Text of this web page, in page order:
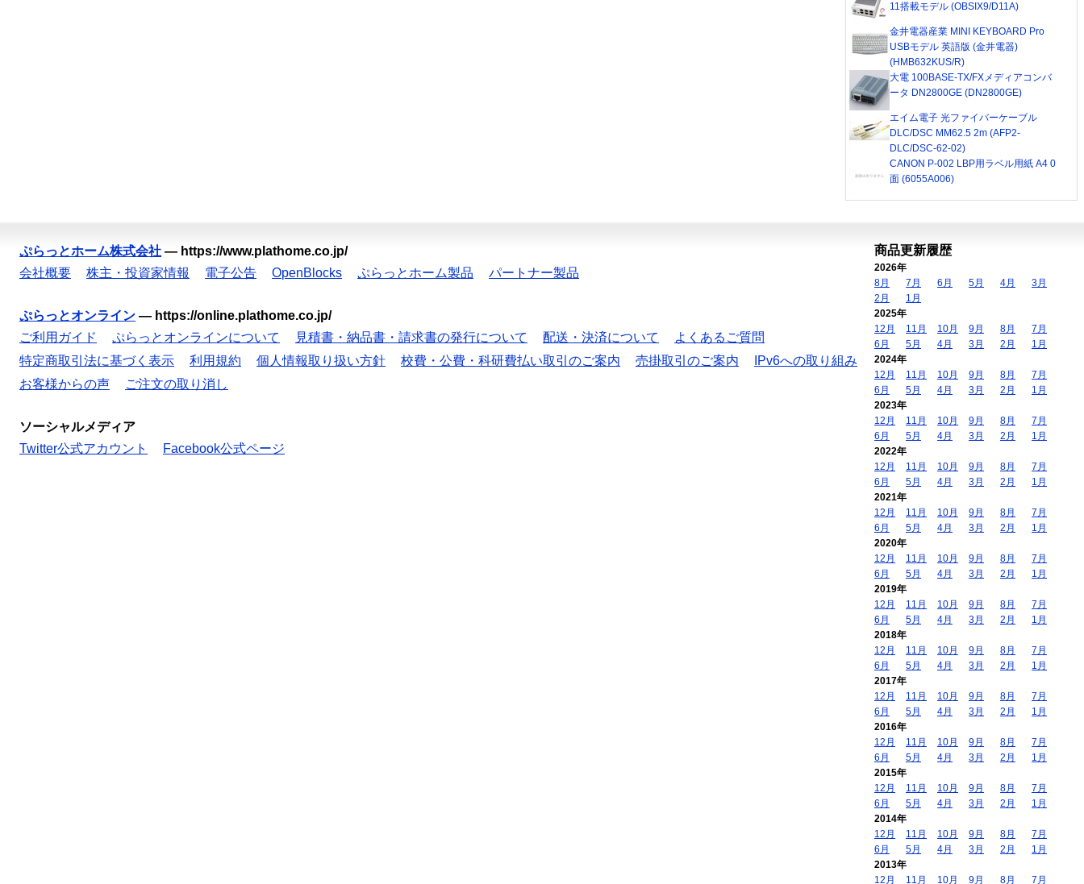
11搭載モデル (OBSIX9/D11A)
金井電器産業 MINI KEYBOARD Pro
USBモデル 英語版 (金井電器)
(HMB632KUS/R)
大電 100BASE-TX/FXメディアコンバ
ータ DN2800GE (DN2800GE)
エイム電子 光ファイバーケーブル
DLC/DSC MM62.5 2m (AFP2-
DLC/DSC-62-02)
CANON P-002 LBP用ラベル用紙 A4 0
面 (6055A006)
ぷらっとホーム株式会社 — https://www.plathome.co.jp/
会社概要
株主・投資家情報 電子公告 OpenBlocks ぷらっとホーム製品 パートナー製品
ぷらっとオンライン — https://online.plathome.co.jp/
ご利用ガイド
ぷらっとオンラインについて 見積書・納品書・請求書の発行について 配送・決済について
よくあるご質問
特定商取引法に基づく表示
利用規約 個人情報取り扱い方針 校費・公費・科研費払い取引のご案内 売掛取引のご案内
IPv6への取り組み
お客様からの声
ご注文の取り消し
ソーシャルメディア
Twitter公式アカウント
Facebook公式ページ
商品更新履歴
2026年
8月
7月 6月 5月 4月
3月
2月
1月
2025年
12月
11月 10月 9月 8月
7月
6月
5月 4月 3月 2月
1月
2024年
12月
11月 10月 9月 8月
7月
6月
5月 4月 3月 2月
1月
2023年
12月
11月 10月 9月 8月
7月
6月
5月 4月 3月 2月
1月
2022年
12月
11月 10月 9月 8月
7月
6月
5月 4月 3月 2月
1月
2021年
12月
11月 10月 9月 8月
7月
6月
5月 4月 3月 2月
1月
2020年
12月
11月 10月 9月 8月
7月
6月
5月 4月 3月 2月
1月
2019年
12月
11月 10月 9月 8月
7月
6月
5月 4月 3月 2月
1月
2018年
12月
11月 10月 9月 8月
7月
6月
5月 4月 3月 2月
1月
2017年
12月
11月 10月 9月 8月
7月
6月
5月 4月 3月 2月
1月
2016年
12月
11月 10月 9月 8月
7月
6月
5月 4月 3月 2月
1月
2015年
12月
11月 10月 9月 8月
7月
6月
5月 4月 3月 2月
1月
2014年
12月
11月 10月 9月 8月
7月
6月
5月 4月 3月 2月
1月
2013年
12月
11月 10月 9月 8月 7月